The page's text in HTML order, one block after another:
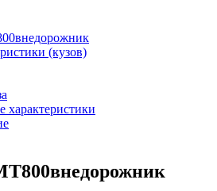
(кузов)
характеристики